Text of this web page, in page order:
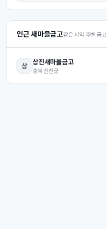
인근 새마을금고같은 지역 주변 금고
상 상진새마을금고
충북 진천군